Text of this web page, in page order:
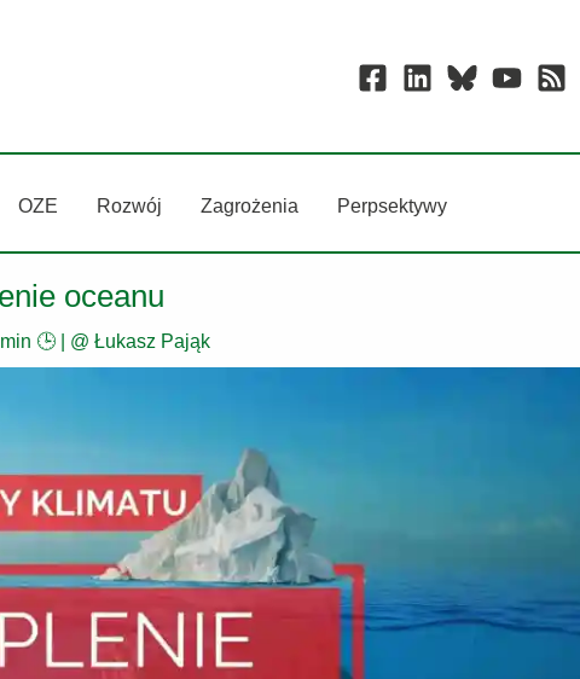
OZE Rozwój Zagrożenia Perpsektywy
oceanu
🕒| @ Łukasz Pająk